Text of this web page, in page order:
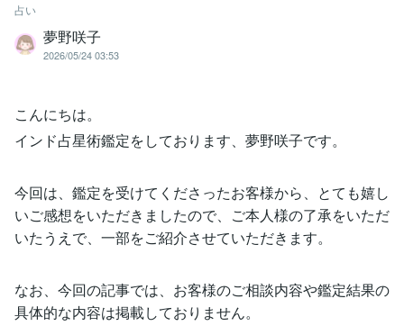
占い
夢野咲子
2026/05/24 03:53
こんにちは。
インド占星術鑑定をしております、夢野咲子です。
今回は、鑑定を受けてくださったお客様から、とても嬉し
いご感想をいただきましたので、ご本人様の了承をいただ
いたうえで、一部をご紹介させていただきます。
なお、今回の記事では、お客様のご相談内容や鑑定結果の
具体的な内容は掲載しておりません。